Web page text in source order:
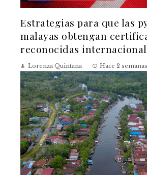
Estrategias para que las
malayas obtengan
reconocidas
Lorenza Quintana Hace 2 semanas